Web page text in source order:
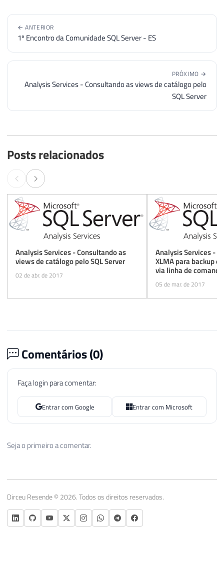
← ANTERIOR
1º Encontro da Comunidade SQL Server - ES
PRÓXIMO →
Analysis Services - Consultando as views de catálogo pelo
SQL Server
Posts relacionados
Analysis Services - Consultando as
views de catálogo pelo SQL Server
02 de abr. de 2017
Analysis Services -
XLMA para backup e
via linha de comando
05 de mar. de 2017
Comentários (0)
Faça login para comentar:
Entrar com Google Entrar com Microsoft
Seja o primeiro a comentar.
Dirceu Resende © 2026. Todos os direitos reservados.